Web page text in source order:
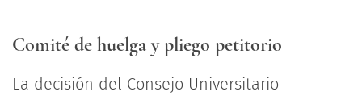
Comité de huelga y pliego petitorio
La decisión del Consejo Universitario